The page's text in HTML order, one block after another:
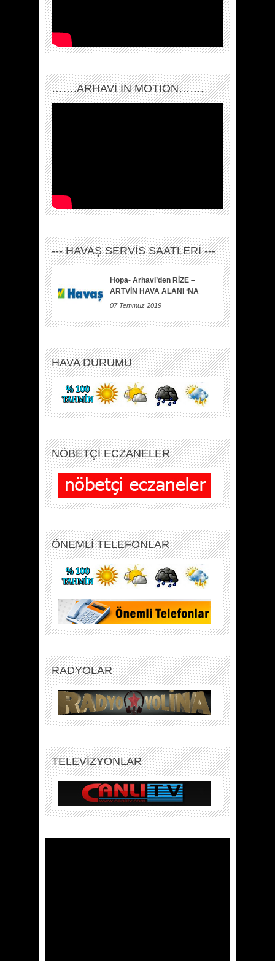
…….ARHAVI IN MOTION…….
--- HAVAŞ SERVİS SAATLERİ ---
Hopa- Arhavi’den RİZE –
ARTVİN HAVA ALANI ‘NA
07 Temmuz 2019
HAVA DURUMU
NÖBETÇİ ECZANELER
ÖNEMLİ TELEFONLAR
RADYOLAR
TELEVİZYONLAR